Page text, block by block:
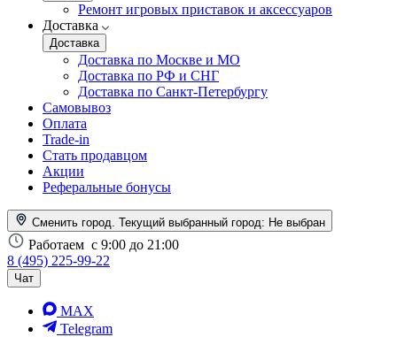
Ремонт игровых приставок и аксессуаров
Доставка
Доставка
Доставка по Москве и МО
Доставка по РФ и СНГ
Доставка по Санкт-Петербургу
Самовывоз
Оплата
Trade-in
Стать продавцом
Акции
Реферальные бонусы
Сменить город. Текущий выбранный город: Не выбран
Работаем с 9:00 до 21:00
8 (495) 225-99-22
Чат
MAX
Telegram